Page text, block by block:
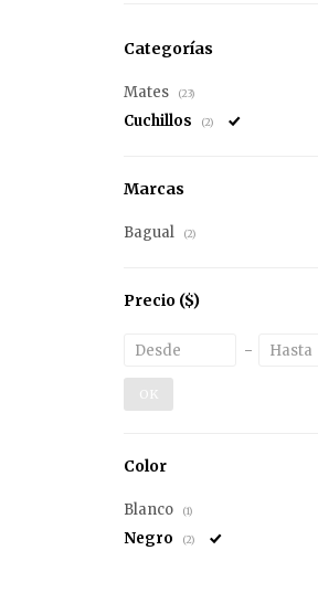
Categorías
Mates (23)
Cuchillos (2)
Marcas
Bagual (2)
Precio ($)
OK
Color
Blanco (1)
Negro (2)